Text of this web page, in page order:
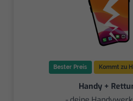
Bester Preis Kommt zu
Handy +